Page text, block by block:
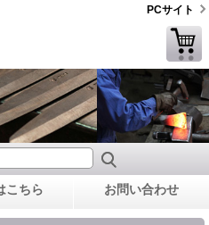
PCサイト
こちら お問い合わせ